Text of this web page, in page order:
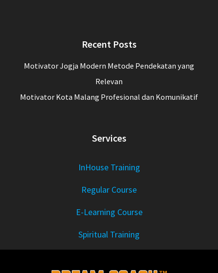
Recent Posts
Motivator Jogja Modern Metode Pendekatan yang
Relevan
Motivator Kota Malang Profesional dan Komunikatif
Services
InHouse Training
Regular Course
E-Learning Course
Spiritual Training